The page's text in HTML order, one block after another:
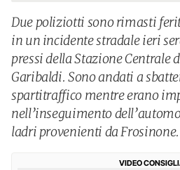
Due poliziotti sono rimasti
in un incidente stradale ieri
pressi della Stazione Centrale
Garibaldi. Sono andati a
spartitraffico mentre erano
nell’inseguimento
ladri provenienti da Frosinone.
VIDEO